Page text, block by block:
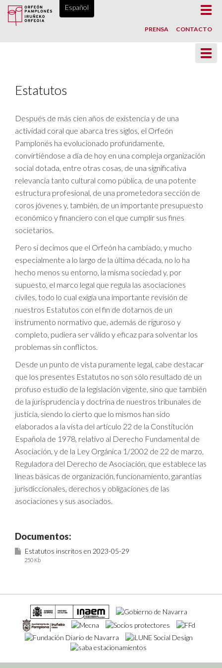
ORFEÓN PAMPLONÉS, DESDE 1865
Español
PRENSA CONTACTO
Estatutos
Después de más cien años de existencia y de una
actividad coral que abarca tres siglos, el Orfeón
Pamplonés ha evolucionado profundamente,
convirtiéndose a día de hoy en una compleja organización
social dotada, entre otras cosas, de una significativa
relevancia tanto cultural como pública, de una potente
estructura profesional, de una prometedora sección de
coros jóvenes y, también, de un importante presupuesto
económico y financiero con el que cumplir sus fines
societarios.
Pero si decimos que el Orfeón ha cambiado, y mucho
especialmente a lo largo de la última década, no lo ha
hecho menos su entorno, la misma sociedad y, por
supuesto, el marco legal que regula las asociaciones
civiles, todo lo cual exigía una importante revisión de
nuestros Estatutos con el fin de dotarnos de un
instrumento normativo que, además de riguroso y
completo, pudiera ser válido y eficaz para solventar los
problemas sin conflictos.
Desde un punto de vista puramente legal, cabe destacar
que los presentes Estatutos no son sólo resultado de un
profuso estudio de la legislación vigente, sino que también
de la jurisprudencia y doctrina de nuestros tribunales de
justicia, siendo lo cierto que lo mismos han sido
elaborados a la vista del artículo 22 de la Constitución
Española de 1978, relativo al Derecho Fundamental de
Asociación, y de la Ley Orgánica 1/2002 de 22 de marzo,
Reguladora del Derecho de Asociación, que establece las
líneas básicas de organización, funcionamiento, garantías
jurisdiccionales, derechos y obligaciones de las
asociaciones y sus asociados.
Documentos:
Estatutos inscritos en 2023-05-29
250 Kb